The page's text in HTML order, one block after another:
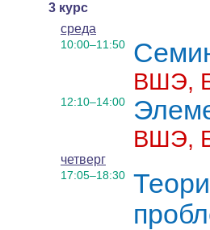
3 курс
среда
10:00–11:50
ВШЭ,
12:10–14:00
ВШЭ,
четверг
17:05–18:30